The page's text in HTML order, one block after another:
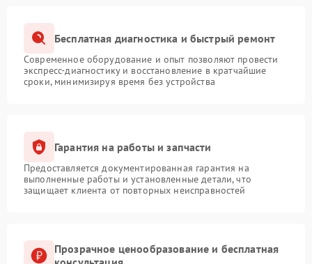
Бесплатная диагностика и быстрый ремонт
Современное оборудование и опыт позволяют провести
экспресс-диагностику и восстановление в кратчайшие
сроки, минимизируя время без устройства
Гарантия на работы и запчасти
Предоставляется документированная гарантия на
выполненные работы и установленные детали, что
защищает клиента от повторных неисправностей
Прозрачное ценообразование и бесплатная